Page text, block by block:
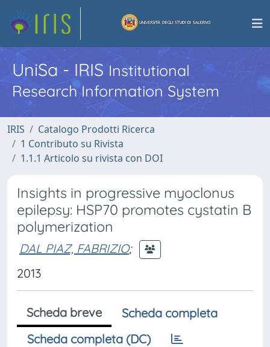
UniSa - IRISInstitutional
Research Information System
IRIS
Catalogo Prodotti Ricerca
1 Contributo su Rivista
1.1.1 Articolo su rivista con DOI
Insights in progressive myoclonus
epilepsy: HSP70 promotes cystatin B
polymerization
DAL PIAZ, FABRIZIO;
2013
Scheda breve
Scheda completa
Scheda completa (DC)